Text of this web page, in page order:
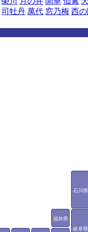
司牡丹 萬代 窓乃梅 西の
石川県
福井県
岐阜県